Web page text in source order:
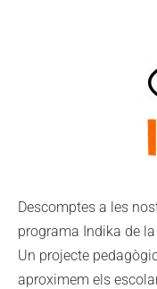
Descomptes a les
programa Indika de
Un projecte
aproximem els